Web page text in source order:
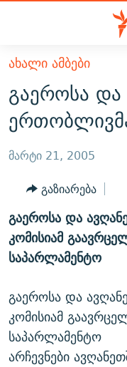
Accessibility
მთავარ
შინაარსზე
დაბრუნება
მთავარ
დაბრუნება
ძიებაზე
დაბრუნება
ᲐᲮᲐᲚᲘ ᲐᲛᲑᲔᲑᲘ
ᲗᲔᲛᲔᲑᲘ
ᲞᲝᲚᲘᲢᲘᲙᲐ
ᲔᲙᲝᲜᲝᲛᲘᲙᲐ
ᲡᲐᲖᲝᲒᲐᲓᲝᲔᲑᲐ
ᲡᲞᲝᲠᲢᲘ
ᲕᲘᲓᲔᲝ
ᲑᲚᲝᲒᲔᲑᲘ
ᲞᲝᲓᲙᲐᲡᲢᲔᲑᲘ
ᲜᲘᲙᲝᲡ ᲞᲝᲓᲙᲐᲡᲢᲘ
60 ᲓᲔᲪᲘᲑᲔᲚᲘ
ᲓᲘᲚᲘᲡ ᲡᲐᲣᲑᲠᲔᲑᲘ
ᲛᲝᲚᲐᲞᲐᲠᲐᲙᲔ ᲢᲔᲥᲡᲢᲔᲑᲘ
ᲨᲘᲜ - ᲣᲪᲮᲝᲔᲗᲨᲘ
ᲗᲐᲕᲘᲡᲣᲤᲚᲔᲑᲘᲡ
ᲤᲔᲜᲝᲕᲐᲜᲘ - 2.10
ᲗᲥᲕᲔᲜᲘ
ᲞᲠᲝᲔᲥᲢᲔᲑᲘ
ᲓᲐᲛᲝᲣᲙᲘᲓᲔᲑᲚᲝᲑᲘᲡ
ᲩᲔᲛᲘ ᲡᲘᲙᲕᲓᲘᲚᲘᲡ
11 ᲬᲔᲚᲘ - 11 ᲐᲛᲑᲐᲕᲘ
ЭХО КАВКАЗА
ᲒᲐᲛᲝᲘᲬᲔᲠᲔ
ᲐᲮᲐᲚᲘ ᲐᲛᲑᲔᲑᲘ
გაეროსა და
მარტი 21, 2005
გაზიარება
გაეროსა და
კომისიამ
საპარლამენტო
გაეროსა და
კომისიამ
საპარლამენტო
არჩევნები